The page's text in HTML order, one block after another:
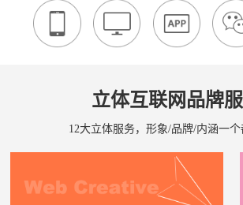
立体互联网品牌
12大立体服务，形象/品牌/内涵一